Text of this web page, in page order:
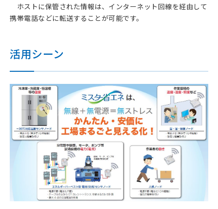
ホストに保管された情報は、インターネット回線を経由して
携帯電話などに転送することが可能です。
活用シーン